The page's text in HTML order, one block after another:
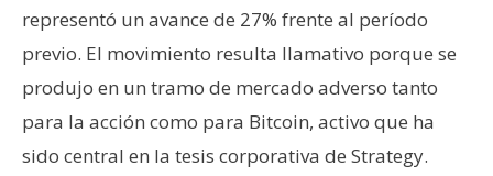
s
o
n
representó un avance de 27% frente al período
previo. El movimiento resulta llamativo porque se
produjo en un tramo de mercado adverso tanto
para la acción como para Bitcoin, activo que ha
sido central en la tesis corporativa de Strategy.